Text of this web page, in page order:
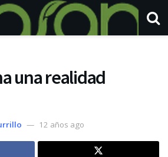
una realidad
12 años ago